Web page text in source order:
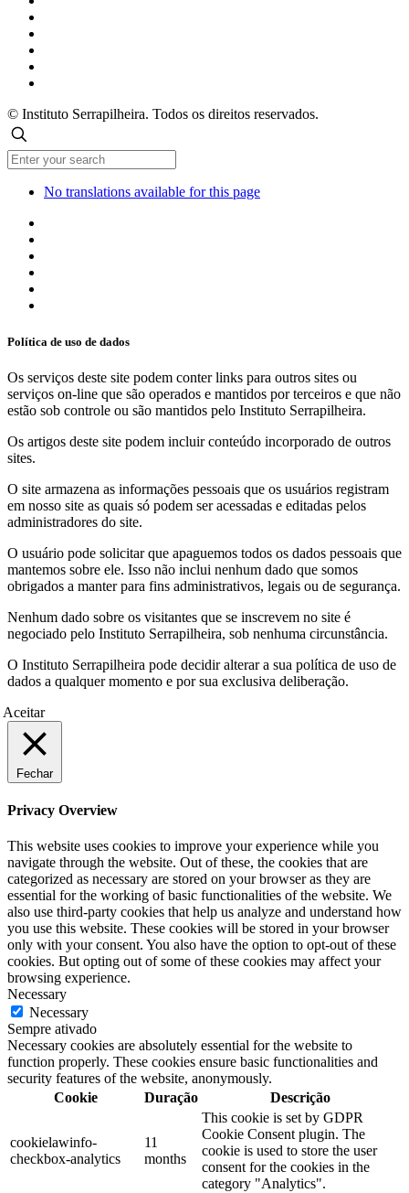
© Instituto Serrapilheira. Todos os direitos reservados.
No translations available for this page
Política de uso de dados
Os serviços deste site podem conter links para outros sites ou
serviços on-line que são operados e mantidos por terceiros e que não
estão sob controle ou são mantidos pelo Instituto Serrapilheira.
Os artigos deste site podem incluir conteúdo incorporado de outros
sites.
O site armazena as informações pessoais que os usuários registram
em nosso site as quais só podem ser acessadas e editadas pelos
administradores do site.
O usuário pode solicitar que apaguemos todos os dados pessoais que
mantemos sobre ele. Isso não inclui nenhum dado que somos
obrigados a manter para fins administrativos, legais ou de segurança.
Nenhum dado sobre os visitantes que se inscrevem no site é
negociado pelo Instituto Serrapilheira, sob nenhuma circunstância.
O Instituto Serrapilheira pode decidir alterar a sua política de uso de
dados a qualquer momento e por sua exclusiva deliberação.
Aceitar
Fechar
Privacy Overview
This website uses cookies to improve your experience while you
navigate through the website. Out of these, the cookies that are
categorized as necessary are stored on your browser as they are
essential for the working of basic functionalities of the website. We
also use third-party cookies that help us analyze and understand how
you use this website. These cookies will be stored in your browser
only with your consent. You also have the option to opt-out of these
cookies. But opting out of some of these cookies may affect your
browsing experience.
Necessary
Necessary
Sempre ativado
Necessary cookies are absolutely essential for the website to
function properly. These cookies ensure basic functionalities and
security features of the website, anonymously.
Cookie
Duração Descrição
cookielawinfo-
checkbox-analytics
11
months
This cookie is set by GDPR
Cookie Consent plugin. The
cookie is used to store the user
consent for the cookies in the
category "Analytics".